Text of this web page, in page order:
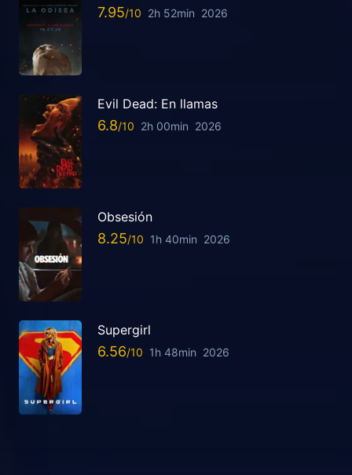
7.95 2h 52min 2026
Evil Dead: En llamas
6.8 2h 00min 2026
Obsesión
8.25 1h 40min 2026
Supergirl
6.56 1h 48min 2026